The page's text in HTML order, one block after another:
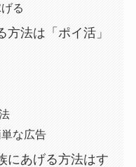
る
法は「ポイ活」
な広告
にあげる方法はす